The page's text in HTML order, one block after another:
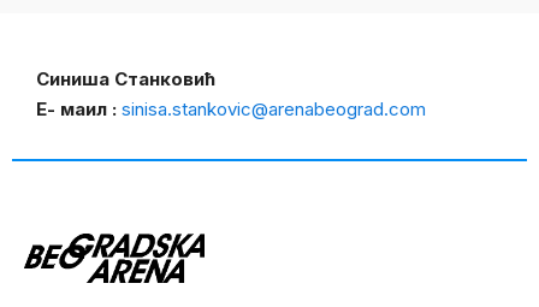
Синиша Станковић
Е- маил : sinisa.stankovic@arenabeograd.com